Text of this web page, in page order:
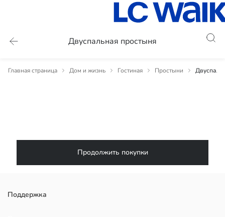
Двуспальная простыня
Главная страница Дом и жизнь Гостиная Простыни
Продолжить покупки
Поддержка